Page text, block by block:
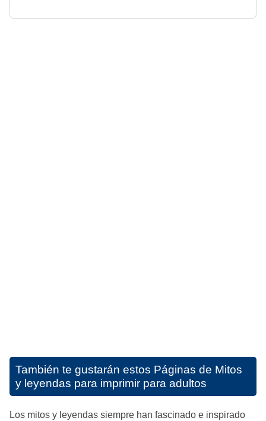
También te gustarán estos Páginas de Mitos
y leyendas para imprimir para adultos
Los mitos y leyendas siempre han fascinado e inspirado